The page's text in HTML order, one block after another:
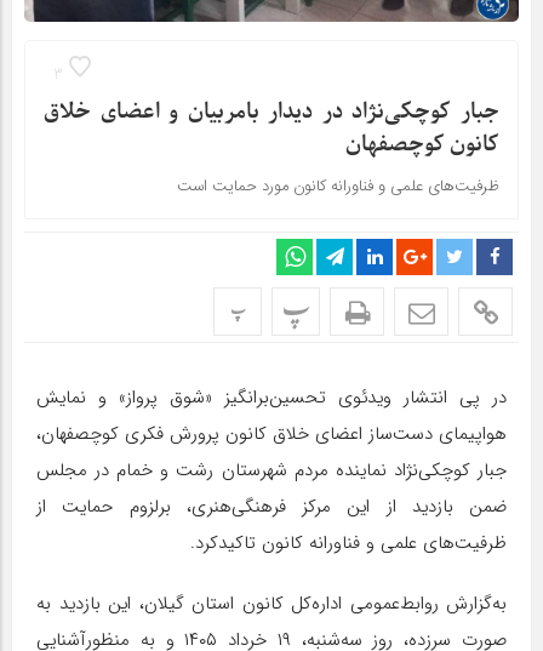
3
جبار کوچکی‌نژاد در دیدار بامربیان و اعضای خلاق
کانون کوچصفهان
ظرفیت‌های علمی و فناورانه کانون مورد حمایت‌ است
پ پ
در پی انتشار ویدئوی تحسین‌برانگیز «شوق پرواز» و نمایش
هواپیمای دست‌ساز اعضای خلاق کانون پرورش فکری کوچصفهان،
جبار کوچکی‌نژاد نماینده مردم شهرستان رشت و خمام در مجلس
ضمن بازدید از این مرکز فرهنگی‌هنری، برلزوم حمایت از
ظرفیت‌های علمی و فناورانه کانون تاکیدکرد.
به‌گزارش روابط‌عمومی اداره‌کل کانون استان گیلان، این بازدید به
صورت سرزده، روز سه‌شنبه، ۱۹ خرداد ۱۴۰۵ و به منظورآشنایی